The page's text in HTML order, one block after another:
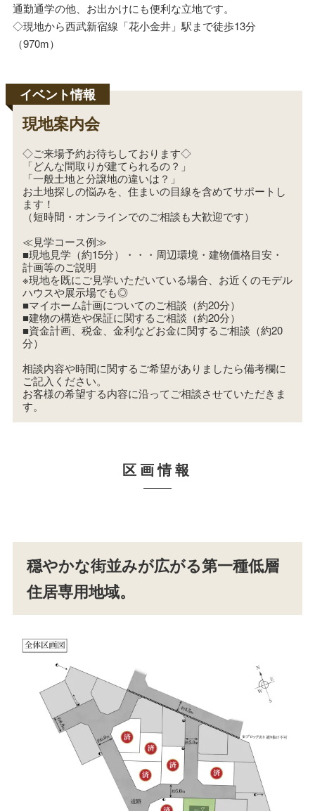
通勤通学の他、お出かけにも便利な立地です。
◇現地から西武新宿線「花小金井」駅まで徒歩13分
（970m）
現地案内会
◇ご来場予約お待ちしております◇
「どんな間取りが建てられるの？」
「一般土地と分譲地の違いは？」
お土地探しの悩みを、住まいの目線を含めてサポートし
ます！
（短時間・オンラインでのご相談も大歓迎です）
≪見学コース例≫
■現地見学（約15分）・・・周辺環境・建物価格目安・
計画等のご説明
※現地を既にご見学いただいている場合、お近くのモデル
ハウスや展示場でも◎
■マイホーム計画についてのご相談（約20分）
■建物の構造や保証に関するご相談（約20分）
■資金計画、税金、金利などお金に関するご相談（約20
分）
相談内容や時間に関するご希望がありましたら備考欄に
ご記入ください。
お客様の希望する内容に沿ってご相談させていただきま
す。
区画情報
穏やかな街並みが広がる第一種低層
住居専用地域。